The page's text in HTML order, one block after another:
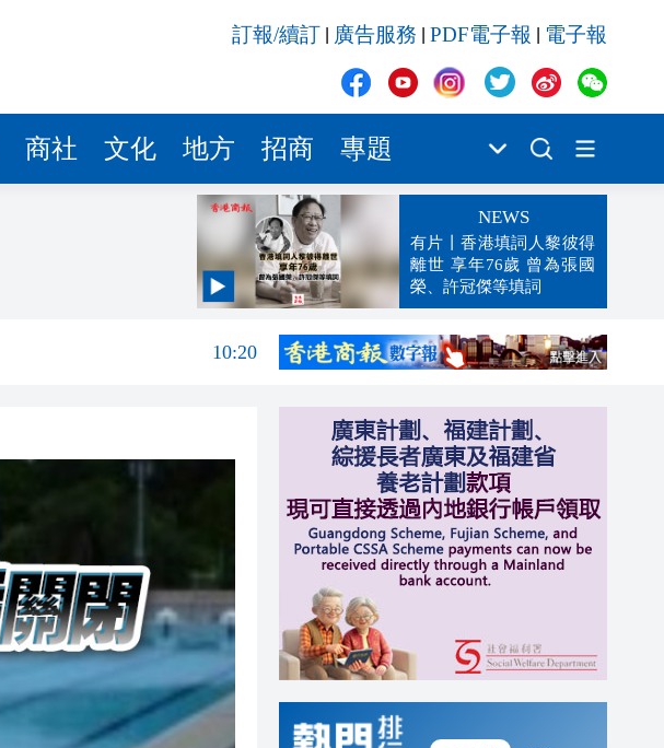
訂報/續訂 廣告服務 PDF電子報 電子報
商社 文化 地方 招商 專題
NEWS
有片丨香港填詞人黎彼得
離世 享年76歲 曾為張國
榮、許冠傑等填詞
10:50
10:20
2%
10:06
10:00